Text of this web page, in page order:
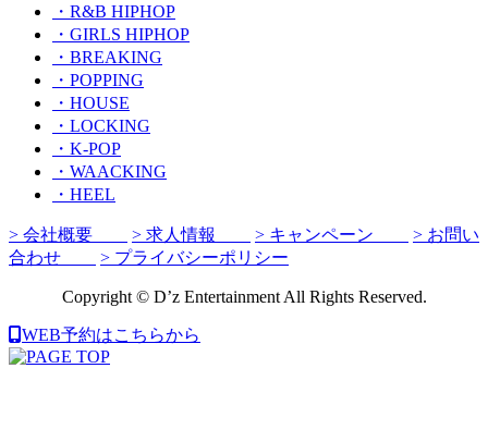
・R&B HIPHOP
・GIRLS HIPHOP
・BREAKING
・POPPING
・HOUSE
・LOCKING
・K-POP
・WAACKING
・HEEL
> 会社概要 > 求人情報 > キャンペーン
> お問い
合わせ
> プライバシーポリシー
Copyright © D’z Entertainment All Rights Reserved.
WEB予約はこちらから